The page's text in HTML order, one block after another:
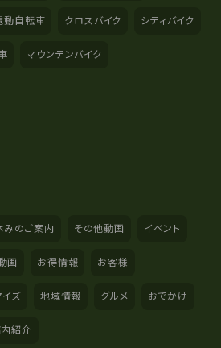
動自転車 クロスバイク シティバイク
マウンテンバイク
みのご案内 その他動画 イベント
画 お得情報 お客様
イズ 地域情報 グルメ おでかけ
紹介